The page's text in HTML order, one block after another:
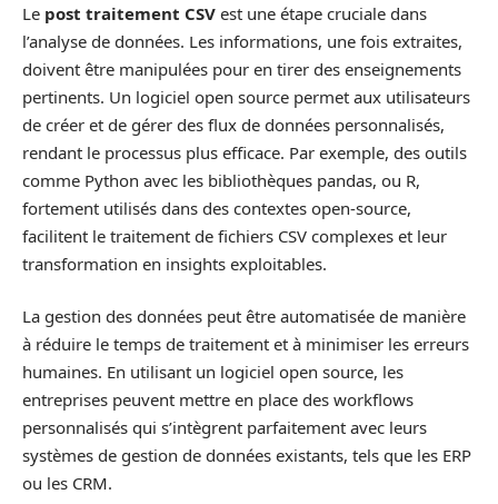
Le post traitement CSV est une étape cruciale dans
l’analyse de données. Les informations, une fois extraites,
doivent être manipulées pour en tirer des enseignements
pertinents. Un logiciel open source permet aux utilisateurs
de créer et de gérer des flux de données personnalisés,
rendant le processus plus efficace. Par exemple, des outils
comme Python avec les bibliothèques pandas, ou R,
fortement utilisés dans des contextes open-source,
facilitent le traitement de fichiers CSV complexes et leur
transformation en insights exploitables.
La gestion des données peut être automatisée de manière
à réduire le temps de traitement et à minimiser les erreurs
humaines. En utilisant un logiciel open source, les
entreprises peuvent mettre en place des workflows
personnalisés qui s’intègrent parfaitement avec leurs
systèmes de gestion de données existants, tels que les ERP
ou les CRM.